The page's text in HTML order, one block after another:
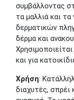
συμβάλλοντας
τα μαλλιά και
δερματικών
δέρμα και
και για
Χρήση:
διαχυτές, σπρέι